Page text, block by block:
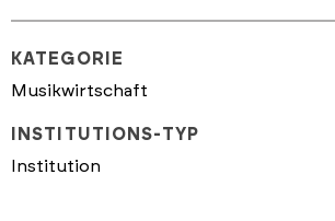
KATEGORIE
Musikwirtschaft
INSTITUTIONS-TYP
Institution